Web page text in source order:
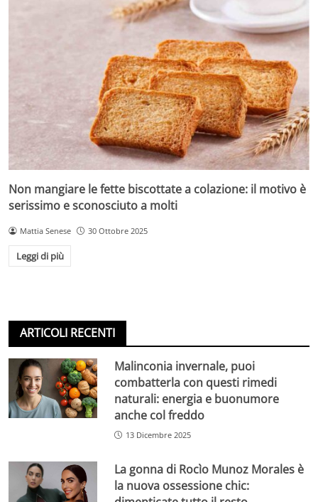
Non mangiare le fette biscottate a colazione: il motivo è
serissimo e sconosciuto a molti
Mattia Senese 30 Ottobre 2025
Leggi di più
ARTICOLI RECENTI
Malinconia invernale, puoi
combatterla con questi rimedi
naturali: energia e buonumore
anche col freddo
13 Dicembre 2025
La gonna di Rocìo Munoz Morales è
la nuova ossessione chic: